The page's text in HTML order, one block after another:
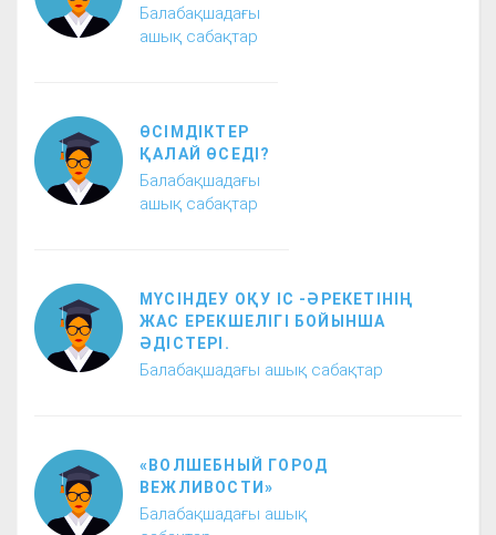
Балабақшадағы
ашық сабақтар
ӨСІМДІКТЕР
ҚАЛАЙ ӨСЕДІ?
Балабақшадағы
ашық сабақтар
МҮСІНДЕУ ОҚУ ІС -ӘРЕКЕТІНІҢ
ЖАС ЕРЕКШЕЛІГІ БОЙЫНША
ӘДІСТЕРІ.
Балабақшадағы ашық сабақтар
«ВОЛШЕБНЫЙ ГОРОД
ВЕЖЛИВОСТИ»
Балабақшадағы ашық